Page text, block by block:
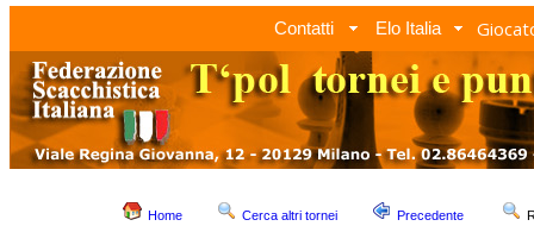
Contatti Elo Italia
Home Cerca altri tornei Precedente